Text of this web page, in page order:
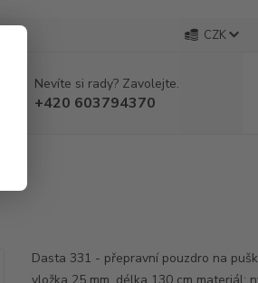
CZK
Nevíte si rady? Zavolejte.
+420 603794370
Dasta 331 - přepravní pouzdro na